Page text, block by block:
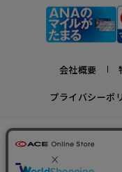
会社概要
プライバシーポ
かばんの
スーツケースビジネスバッ